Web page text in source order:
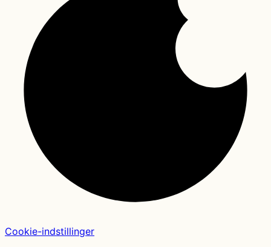
Cookie-indstillinger